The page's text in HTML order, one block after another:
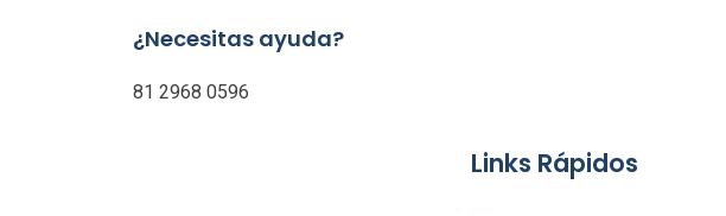
¿Necesitas ayuda?
81 2968 0596
Links Rápidos